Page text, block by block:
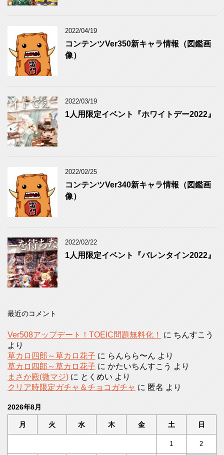
2022/04/19
コンテンツVer350新キャラ情報（図鑑画
像）
2022/03/19
1人用限定イベント『ホワイトデー2022』
2022/02/25
コンテンツVer340新キャラ情報（図鑑画
像）
2022/02/22
1人用限定イベント『バレンタイン2022』
最近のコメント
Ver508アップデート！TOEIC問題無料化！ に ちんすこう
より
草カロ四郎～草カロ花子 に らんらら〜ん より
草カロ四郎～草カロ花子 に かたいちんすこう より
まさか殿(微マジ) に とくめい より
クリア時限定ガチャ＆チョコガチャ に 匿名 より
2026年8月
月 火 水 木 金 土 日
1 2